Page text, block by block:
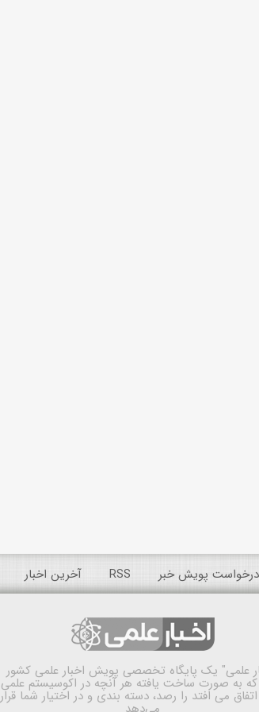
درخواست پویش خبر RSS آخرین اخبار
علمی" یک پایگاه تخصصی پویش اخبار علمی کشور
به صورت ساخت یافته هر آنچه در اکوسیستم علمی
اتفاق می افتد را رصد، دسته بندی و در اختیار شما قرار